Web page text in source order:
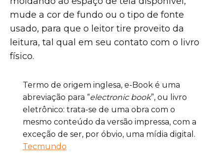
mude a cor de fundo ou o tipo de fonte
usado, para que o leitor tire proveito da
leitura, tal qual em seu contato com o livro
físico.
Termo de origem inglesa, e-Book é uma
abreviação para “electronic book”, ou livro
eletrônico: trata-se de uma obra com o
mesmo conteúdo da versão impressa, com a
exceção de ser, por óbvio, uma mídia digital.
Tecmundo